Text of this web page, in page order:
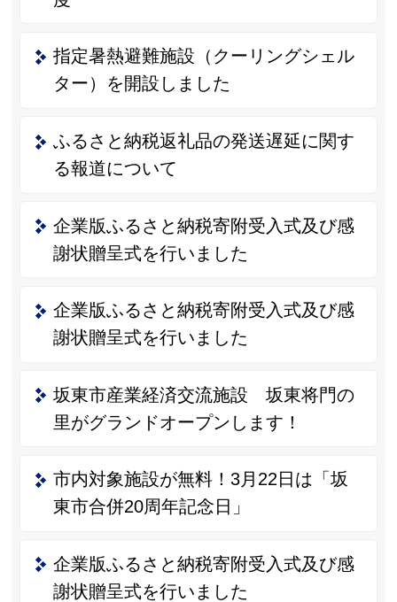
指定暑熱避難施設（クーリングシェル
ター）を開設しました
ふるさと納税返礼品の発送遅延に関す
る報道について
企業版ふるさと納税寄附受入式及び感
謝状贈呈式を行いました
企業版ふるさと納税寄附受入式及び感
謝状贈呈式を行いました
坂東市産業経済交流施設 坂東将門の
里がグランドオープンします！
市内対象施設が無料！3月22日は「坂
東市合併20周年記念日」
企業版ふるさと納税寄附受入式及び感
謝状贈呈式を行いました